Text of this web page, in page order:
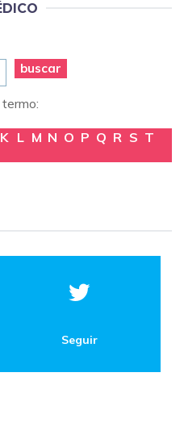
buscar
K L M N O P Q R S T
Seguir